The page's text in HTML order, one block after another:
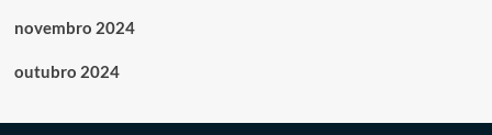
novembro 2024
outubro 2024